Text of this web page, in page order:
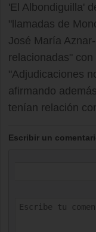
'El Albondiguilla'
"llamadas de
José María
relacionadas" con
"Adjudicaciones
afirmando
tenían relación
Escribir un